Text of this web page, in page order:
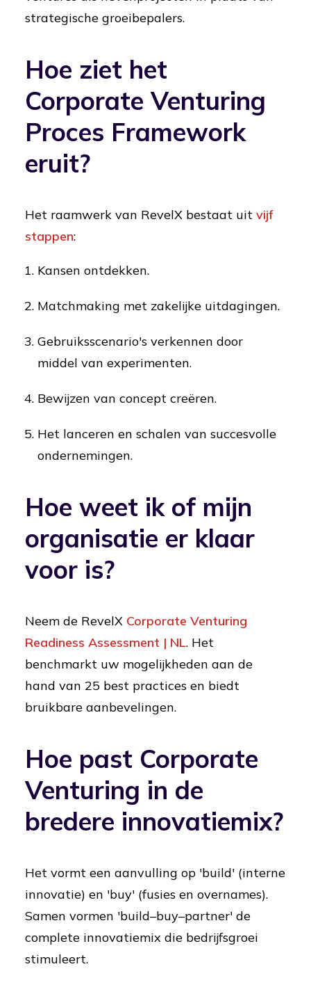
strategische groeibepalers.
Hoe ziet het
Corporate Venturing
Proces Framework
eruit?
Het raamwerk van RevelX bestaat uit vijf
stappen:
Kansen ontdekken.
Matchmaking met zakelijke uitdagingen.
Gebruiksscenario's verkennen door
middel van experimenten.
Bewijzen van concept creëren.
Het lanceren en schalen van succesvolle
ondernemingen.
Hoe weet ik of mijn
organisatie er klaar
voor is?
Neem de RevelX Corporate Venturing
Readiness Assessment | NL. Het
benchmarkt uw mogelijkheden aan de
hand van 25 best practices en biedt
bruikbare aanbevelingen.
Hoe past Corporate
Venturing in de
bredere innovatiemix?
Het vormt een aanvulling op 'build' (interne
innovatie) en 'buy' (fusies en overnames).
Samen vormen 'build–buy–partner' de
complete innovatiemix die bedrijfsgroei
stimuleert.